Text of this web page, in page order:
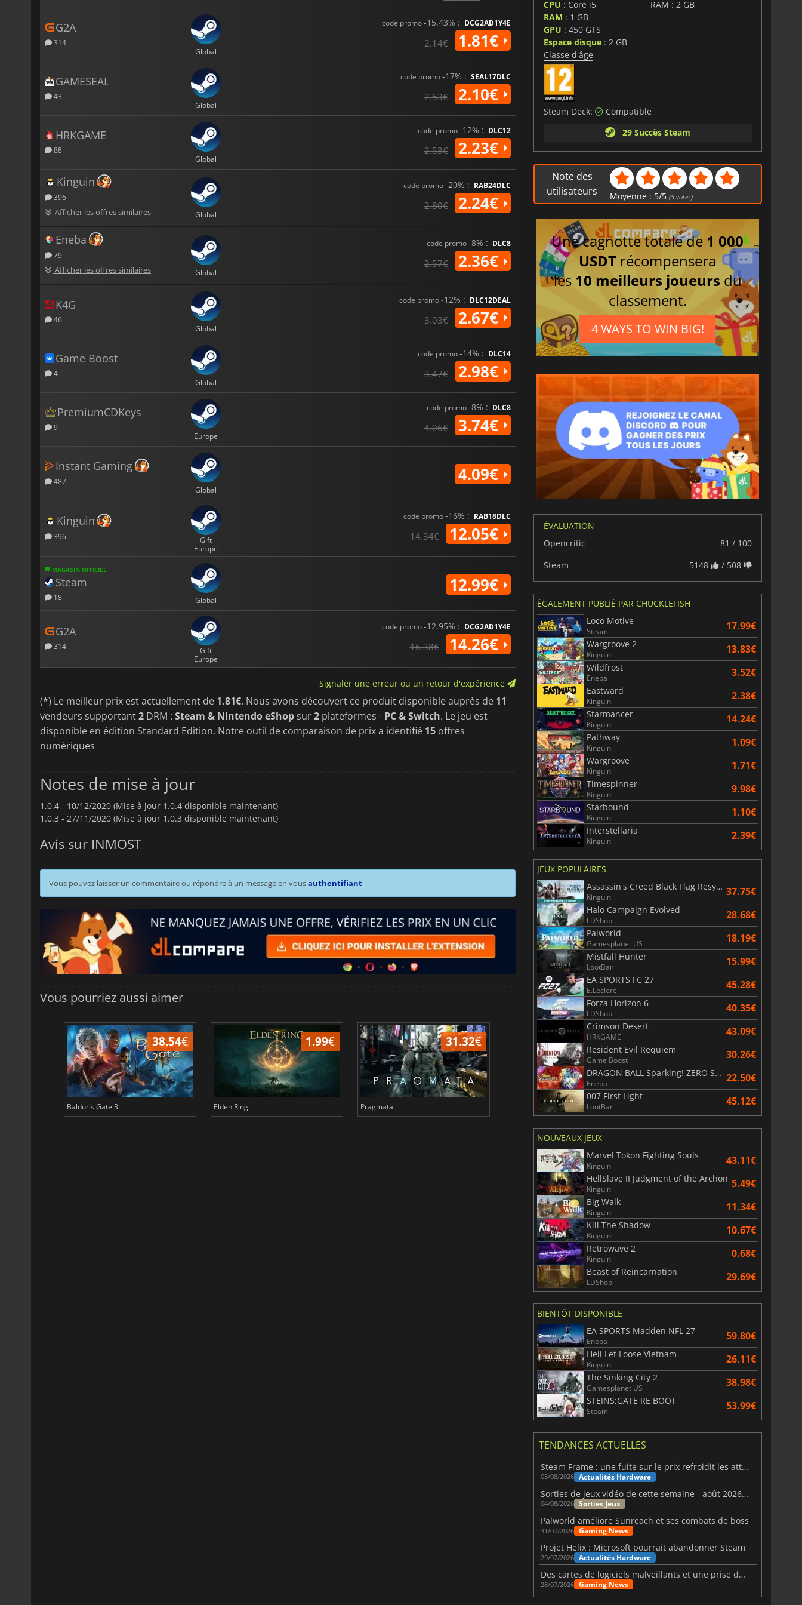
G2A
314
Global
code promo-15.43% : DCG2AD1Y4E
2.14€ 1.81€
GAMESEAL
43
Global
code promo-17% : SEAL17DLC
2.53€ 2.10€
HRKGAME
88
Global
code promo-12% : DLC12
2.53€ 2.23€
Kinguin
396
Afficher les offres similaires Global
code promo-20% : RAB24DLC
2.80€ 2.24€
Eneba
79
Afficher les offres similaires Global
code promo-8% : DLC8
2.57€ 2.36€
K4G
46
Global
code promo-12% : DLC12DEAL
3.03€ 2.67€
Game Boost
4
Global
code promo-14% : DLC14
3.47€ 2.98€
PremiumCDKeys
9
Europe
code promo-8% : DLC8
4.06€ 3.74€
Instant Gaming
487
Global
4.09€
Kinguin
396
Gift
Europe
code promo-16% : RAB18DLC
14.34€ 12.05€
MAGASIN OFFICIEL
Steam
18 Global
12.99€
G2A
314
Gift
Europe
code promo-12.95% : DCG2AD1Y4E
16.38€ 14.26€
Signaler une erreur ou un retour d'expérience
(*) Le meilleur prix est actuellement de 1.81€. Nous avons découvert ce produit disponible auprès de 11
vendeurs supportant2 DRM : Steam & Nintendo eShop sur2 plateformes - PC & Switch. Le jeu est
disponible en édition Standard Edition. Notre outil de comparaison de prix a identifié 15 offres
numériques
Notes de mise à jour
1.0.4 - 10/12/2020 (Mise à jour 1.0.4 disponible maintenant)
1.0.3 - 27/11/2020 (Mise à jour 1.0.3 disponible maintenant)
Avis sur INMOST
Vous pouvez laisser un commentaire ou répondre à un message en vousauthentifiant
Vous pourriez aussi aimer
38.54€
Baldur's Gate 3
1.99€
Elden Ring
31.32€
Pragmata
6.76€
Total War WARHAMMER 3
15.48
CPU : Core i5
RAM : 1 GB
GPU : 450 GTS
Espace disque: 2 GB
RAM : 2 GB
Classe d'âge
Steam Deck:
Compatible
29 Succès Steam
Note des
utilisateurs
Moyenne : 5/5 (5 votes)
Une cagnotte totale de 1 000
USDT récompensera
les 10 meilleurs joueurs du
classement.
4 WAYS TO WIN BIG!
ÉVALUATION
Opencritic
81 / 100
Steam
5148 / 508
ÉGALEMENT PUBLIÉ PAR CHUCKLEFISH
Loco Motive
Steam 17.99€
Wargroove 2
Kinguin 13.83€
Wildfrost
Eneba 3.52€
Eastward
Kinguin 2.38€
Starmancer
Kinguin 14.24€
Pathway
Kinguin 1.09€
Wargroove
Kinguin 1.71€
Timespinner
Kinguin 9.98€
Starbound
Kinguin 1.10€
Interstellaria
Kinguin 2.39€
JEUX POPULAIRES
Assassin's Creed Black Flag Resynced
Kinguin 37.75€
Halo Campaign Evolved
LDShop 28.68€
Palworld
Gamesplanet US 18.19€
Mistfall Hunter
LootBar 15.99€
EA SPORTS FC 27
E.Leclerc 45.28€
Forza Horizon 6
LDShop 40.35€
Crimson Desert
HRKGAME 43.09€
Resident Evil Requiem
Game Boost 30.26€
DRAGON BALL Sparking! ZERO Super Limit Breaking NEO
Eneba 22.50€
007 First Light
LootBar 45.12€
NOUVEAUX JEUX
Marvel Tokon Fighting Souls
Kinguin 43.11€
HellSlave II Judgment of the Archon
Kinguin 5.49€
Big Walk
Kinguin 11.34€
Kill The Shadow
Kinguin 10.67€
Retrowave 2
Kinguin 0.68€
Beast of Reincarnation
LDShop 29.69€
BIENTÔT DISPONIBLE
EA SPORTS Madden NFL 27
Eneba 59.80€
Hell Let Loose Vietnam
Kinguin 26.11€
The Sinking City 2
Gamesplanet US 38.98€
STEINS;GATE RE BOOT
Steam 53.99€
TENDANCES ACTUELLES
Steam Frame : une fuite sur le prix refroidit les attentes VR
05/08/2026 Actualités Hardware
Sorties de jeux vidéo de cette semaine - août 2026 (semaine 32)
04/08/2026 Sorties Jeux
Palworld améliore Sunreach et ses combats de boss
31/07/2026 Gaming News
Projet Helix : Microsoft pourrait abandonner Steam
29/07/2026 Actualités Hardware
Des cartes de logiciels malveillants et une prise de contrôle de Discord ont touché Meccha Chameleon
28/07/2026 Gaming News